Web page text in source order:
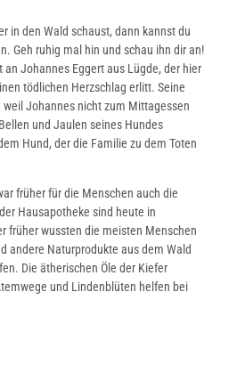
in den Wald schaust, dann kannst du
Geh ruhig mal hin und schau ihn dir an!
an Johannes Eggert aus Lügde, der hier
tödlichen Herzschlag erlitt. Seine
weil Johannes nicht zum Mittagessen
und Jaulen seines Hundes
Hund, der die Familie zu dem Toten
früher für die Menschen auch die
Hausapotheke sind heute in
früher wussten die meisten Menschen
andere Naturprodukte aus dem Wald
Die ätherischen Öle der Kiefer
und Lindenblüten helfen bei